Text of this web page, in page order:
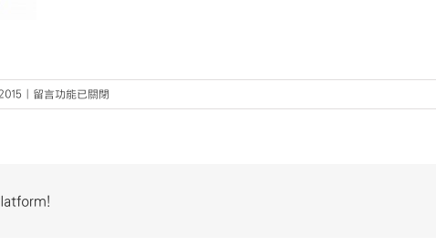
在
〈ysbc.ncu_logo
留言功能已關閉